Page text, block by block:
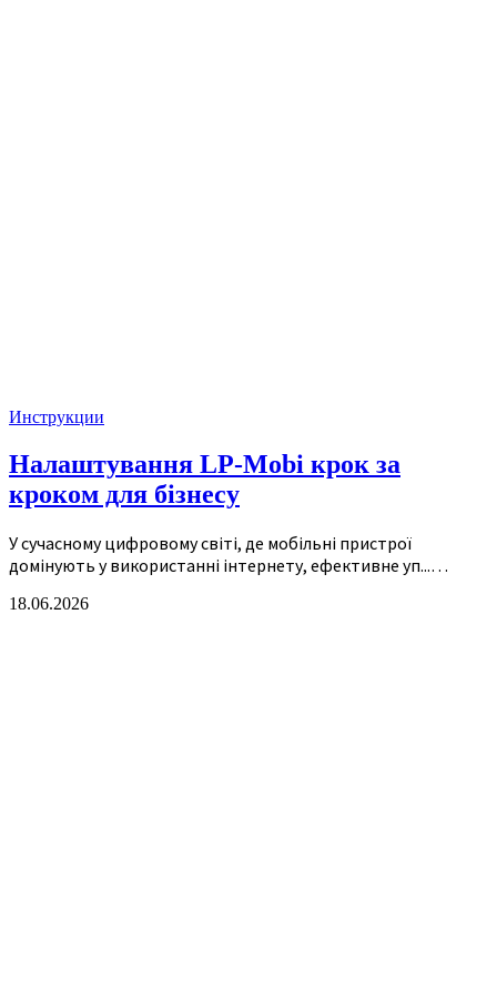
Инструкции
Налаштування LP-Mobi крок за
кроком для бізнесу
У сучасному цифровому світі, де мобільні пристрої
домінують у використанні інтернету, ефективне уп...…
18.06.2026